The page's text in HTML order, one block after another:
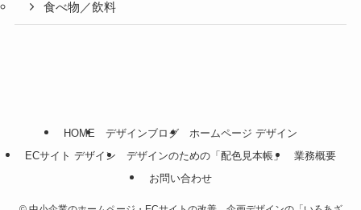
食べ物／飲料
HOME デザインブログ
ホームページ デザイン
ECサイト デザイン
デザインのための「配色見本帳」
業務概要
お問い合わせ